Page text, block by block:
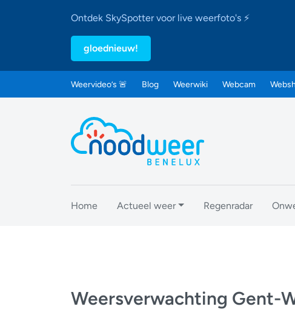
Ontdek SkySpotter voor live weerfoto's ⚡
gloednieuw!
Weervideo’s 🚨 Blog Weerwiki Webcam
Home Actueel weer Regenradar
Weersverwachting Gent-